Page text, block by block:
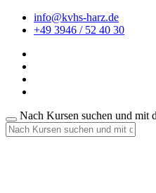
info@kvhs-harz.de
+49 3946 / 52 40 30
Nach Kursen suchen und mit